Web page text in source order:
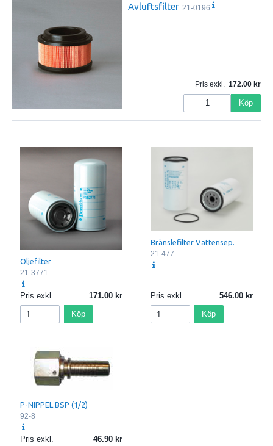
Avluftsfilter 21-0196
Pris exkl. 172.00
Köp
Oljefilter
21-3771
Pris exkl. 171.00
Köp
Bränslefilter Vattensep.
21-477
Pris exkl. 546.00
Köp
P-NIPPEL BSP (1/2)
92-8
Pris exkl. 46.90